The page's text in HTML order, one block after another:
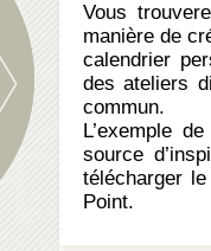
Vous
manière de
calendrier
des ateliers
commun.
L’exemple
source
télécharger
Point.